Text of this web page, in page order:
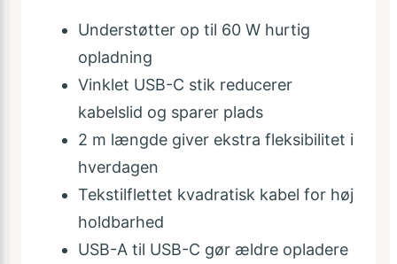
Understøtter op til 60 W hurtig
opladning
Vinklet USB-C stik reducerer
kabelslid og sparer plads
2 m længde giver ekstra fleksibilitet i
hverdagen
Tekstilflettet kvadratisk kabel for høj
holdbarhed
USB-A til USB-C gør ældre opladere